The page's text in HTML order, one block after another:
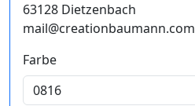
63128 Dietzenbach
mail@creationbaumann.com
Farbe